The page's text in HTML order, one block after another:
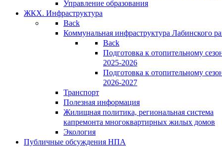
Управление образования
ЖКХ. Инфраструктура
Back
Коммунальная инфраструктура Лабинского
Back
Подготовка к отопительному
2025-2026
Подготовка к отопительному
2026-2027
Транспорт
Полезная информация
Жилищная политика, региональная система
капремонта многоквартирных жилых домов
Экология
Публичные обсуждения НПА